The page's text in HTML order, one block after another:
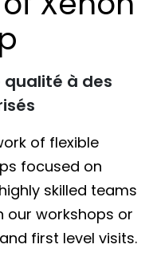
à des
of flexible
focused on
skilled teams
our workshops or
first level visits.